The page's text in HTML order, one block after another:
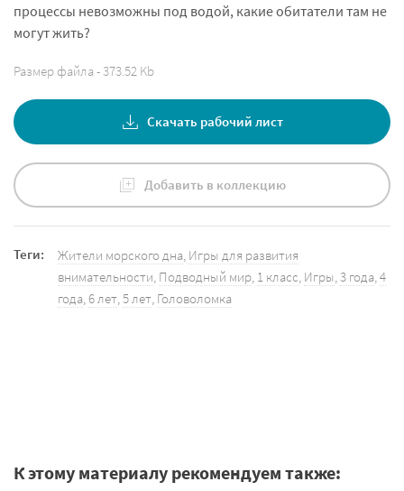
процессы невозможны под водой, какие обитатели там не
могут жить?
Размер файла - 373.52 Kb
Скачать рабочий лист
Добавить в коллекцию
Теги: Жители морского дна Игры для развития
внимательности Подводный мир 1 класс Игры 3 года 4
года 6 лет 5 лет Головоломка
К этому материалу рекомендуем также: